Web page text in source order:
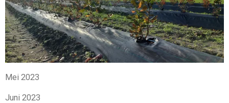
Mei 2023
Juni 2023